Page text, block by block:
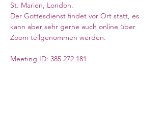
St. Marien, London.
Der Gottesdienst findet vor Ort statt, es
kann aber sehr gerne auch online über
Zoom teilgenommen werden.
Meeting ID: 385 272 181